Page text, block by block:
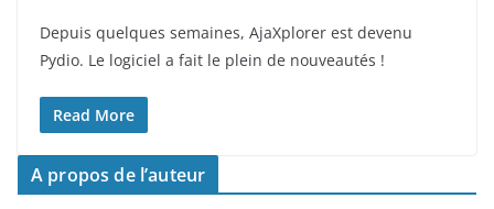
Depuis quelques semaines, AjaXplorer est devenu
Pydio. Le logiciel a fait le plein de nouveautés !
Read More
A propos de l’auteur